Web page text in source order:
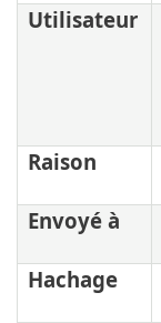
Utilisateur
Raison
Envoyé à
Hachage